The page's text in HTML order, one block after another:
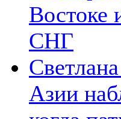
Востоке
СНГ
Азии